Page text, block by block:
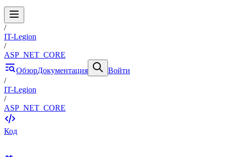
/
IT-Legion
/
ASP_NET_CORE
ОбзорДокументация
Войти
/
IT-Legion
/
ASP_NET_CORE
Код